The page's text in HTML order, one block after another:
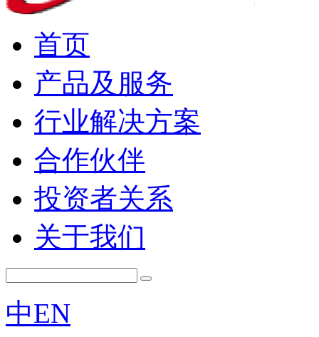
首页
产品及服务
行业解决方案
合作伙伴
投资者关系
关于我们
中EN